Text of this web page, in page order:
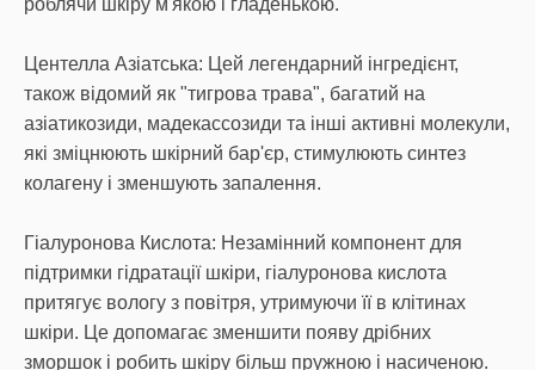
роблячи шкіру м'якою і гладенькою.
Центелла Азіатська: Цей легендарний інгредієнт,
також відомий як "тигрова трава", багатий на
азіатикозиди, мадекассозиди та інші активні молекули,
які зміцнюють шкірний бар'єр, стимулюють синтез
колагену і зменшують запалення.
Гіалуронова Кислота: Незамінний компонент для
підтримки гідратації шкіри, гіалуронова кислота
притягує вологу з повітря, утримуючи її в клітинах
шкіри. Це допомагає зменшити появу дрібних
зморшок і робить шкіру більш пружною і насиченою.